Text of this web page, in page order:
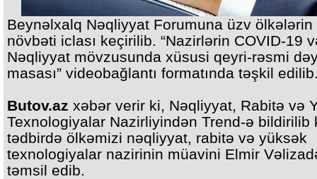
Beynəlxalq Nəqliyyat Forumuna üzv ölkələrin
növbəti iclası keçirilib. “Nazirlərin COVID-19
Nəqliyyat mövzusunda xüsusi qeyri-rəsmi
masası” videobağlantı formatında təşkil
Butov.az xəbər verir ki, Nəqliyyat, Rabitə və
Texnologiyalar Nazirliyindən Trend-ə bildirilib
tədbirdə ölkəmizi nəqliyyat, rabitə və yüksək
texnologiyalar nazirinin müavini Elmir
təmsil edib.